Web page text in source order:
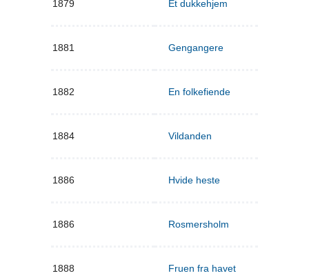
1879 Et dukkehjem
1881 Gengangere
1882 En folkefiende
1884 Vildanden
1886 Hvide heste
1886 Rosmersholm
1888 Fruen fra havet